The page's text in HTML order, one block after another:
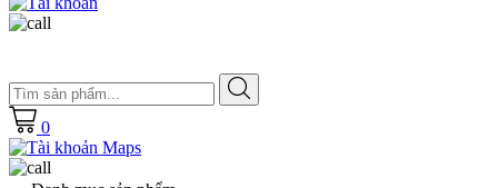
0
Maps